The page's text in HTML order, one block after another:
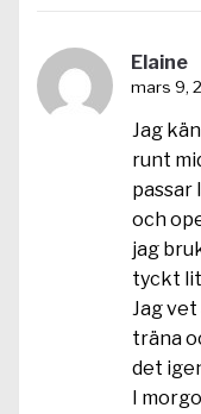
Elaine
mars 9,
Jag
runt
passar
och
jag
tyckt
Jag
träna
det
I